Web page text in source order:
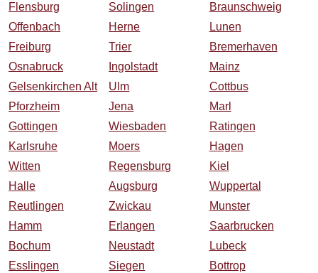
Flensburg
Solingen
Braunschweig
Offenbach
Herne
Lunen
Freiburg
Trier
Bremerhaven
Osnabruck
Ingolstadt
Mainz
Gelsenkirchen Alt
Ulm
Cottbus
Pforzheim
Jena
Marl
Gottingen
Wiesbaden
Ratingen
Karlsruhe
Moers
Hagen
Witten
Regensburg
Kiel
Halle
Augsburg
Wuppertal
Reutlingen
Zwickau
Munster
Hamm
Erlangen
Saarbrucken
Bochum
Neustadt
Lubeck
Esslingen
Siegen
Bottrop